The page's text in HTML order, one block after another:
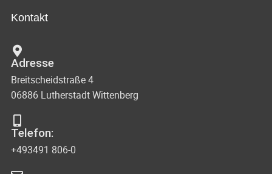
Kontakt
Adresse
Breitscheidstraße 4
06886 Lutherstadt Wittenberg
Telefon:
+493491 806-0